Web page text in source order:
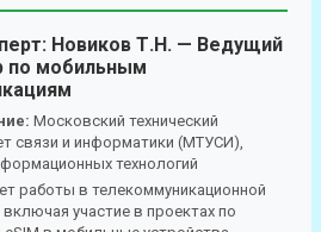
Новиков Т.Н. — Ведущий
по мобильным
Московский технический
связи и информатики (МТУСИ),
технологий
работы в телекоммуникационной
включая участие в проектах по